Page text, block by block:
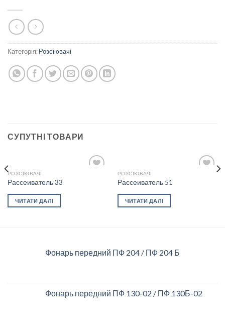
Категорія:Розсіювачі
СУПУТНІ ТОВАРИ
РОЗСІЮВАЧІ
Рассеиватель 33
ЧИТАТИ ДАЛІ
РОЗСІЮВАЧІ
Рассеиватель 51
ЧИТАТИ ДАЛІ
Фонарь передний ПФ 204 / ПФ 204 Б
Фонарь передний ПФ 130-02 / ПФ 130Б-02